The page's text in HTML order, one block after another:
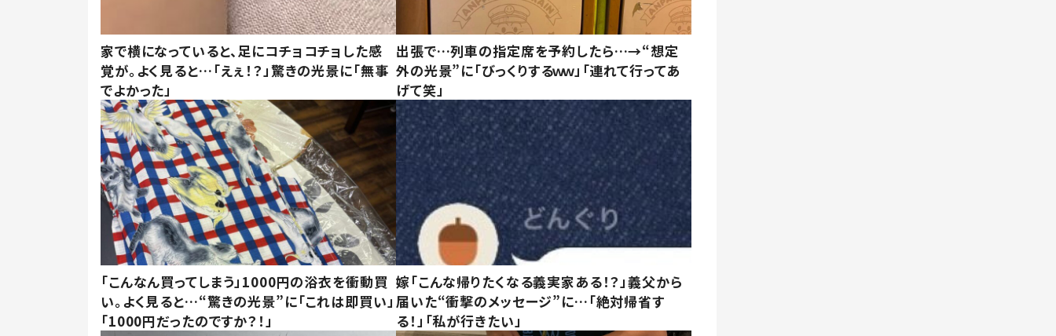
家で横になっていると、足にコチョコチョした感
覚が。よく見ると…「えぇ！？」驚きの光景に「無事
でよかった」
出張で…列車の指定席を予約したら…→“想定
外の光景”に「びっくりするｗｗ」「連れて行ってあ
げて笑」
「こんなん買ってしまう」1000円の浴衣を衝動買
い。よく見ると…“驚きの光景”に「これは即買い」
「1000円だったのですか？！」
嫁「こんな帰りたくなる義実家ある！？」義父から
届いた“衝撃のメッセージ”に…「絶対帰省す
る！」「私が行きたい」